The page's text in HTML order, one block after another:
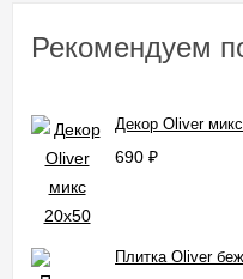
Рекомендуем
Декор Oliver
690 ₽
Плитка Oliver